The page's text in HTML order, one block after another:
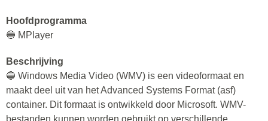
Hoofdprogramma
🔵 MPlayer
Beschrijving
🔵 Windows Media Video (WMV) is een videoformaat en
maakt deel uit van het Advanced Systems Format (asf)
container. Dit formaat is ontwikkeld door Microsoft. WMV-
bestanden kunnen worden gebruikt op verschillende